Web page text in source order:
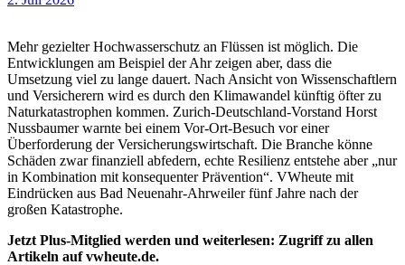
Mehr gezielter Hochwasserschutz an Flüssen ist möglich. Die
Entwicklungen am Beispiel der Ahr zeigen aber, dass die
Umsetzung viel zu lange dauert. Nach Ansicht von Wissenschaftlern
und Versicherern wird es durch den Klimawandel künftig öfter zu
Naturkatastrophen kommen. Zurich-Deutschland-Vorstand Horst
Nussbaumer warnte bei einem Vor-Ort-Besuch vor einer
Überforderung der Versicherungswirtschaft. Die Branche könne
Schäden zwar finanziell abfedern, echte Resilienz entstehe aber „nur
in Kombination mit konsequenter Prävention“. VWheute mit
Eindrücken aus Bad Neuenahr-Ahrweiler fünf Jahre nach der
großen Katastrophe.
Jetzt Plus-Mitglied werden und weiterlesen: Zugriff zu allen
Artikeln auf vwheute.de.